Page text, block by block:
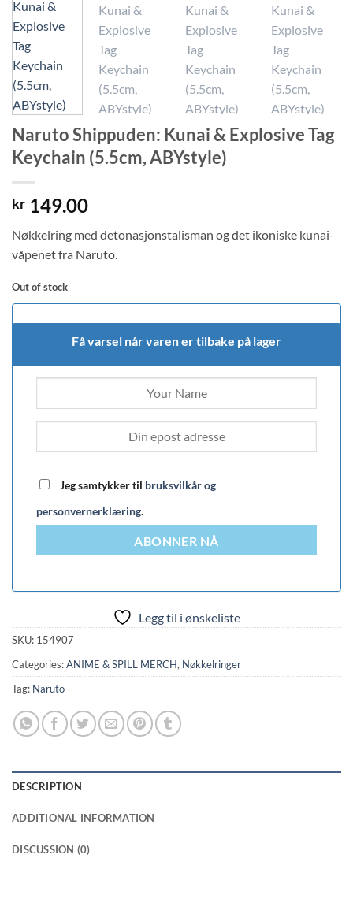
Naruto Shippuden: Kunai & Explosive Tag
Keychain (5.5cm, ABYstyle)
kr 149.00
Nøkkelring med detonasjonstalisman og det ikoniske kunai-
våpenet fra Naruto.
Out of stock
Få varsel når varen er tilbake på lager
Jeg samtykker til bruksvilkår og
personvernerklæring.
ABONNER NÅ
Legg til i ønskeliste
SKU: 154907
Categories:ANIME & SPILL MERCH, Nøkkelringer
Tag: Naruto
DESCRIPTION
ADDITIONAL INFORMATION
DISCUSSION (0)